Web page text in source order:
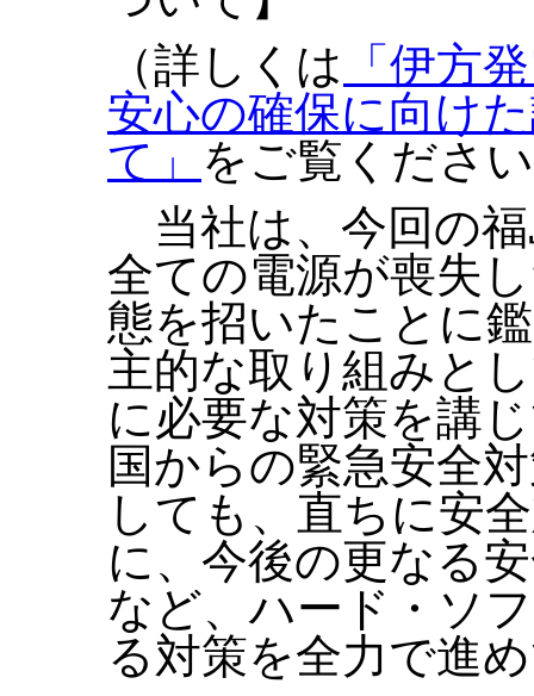
（詳しくは 「伊方
安心の確保に向け
て」 をご覧くださ
当社は、今回の
全ての電源が喪失
態を招いたことに
主的な取り組みと
に必要な対策を講
国からの緊急安全
しても、直ちに安
に、今後の更なる
など、ハード・ソ
る対策を全力で進